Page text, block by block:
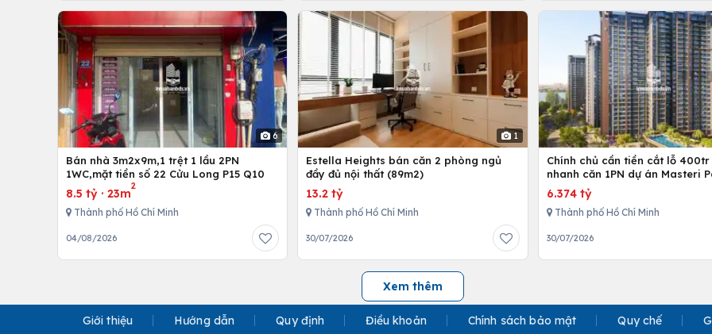
6
Bán nhà 3m2x9m,1 trệt 1 lầu 2PN
1WC,mặt tiền số 22 Cửu Long P15 Q10
8.5 tỷ · 23m
2
Thành phố Hồ Chí Minh
04/08/2026
1
Estella Heights bán căn 2 phòng ngủ
đầy đủ nội thất (89m2)
13.2 tỷ
Thành phố Hồ Chí Minh
30/07/2026
Chính chủ cần tiền cắt lỗ
nhanh căn 1PN dự án Masteri
Place
6.374 tỷ
Thành phố Hồ Chí Minh
30/07/2026
Xem thêm
Giới thiệu Hướng dẫn Quy định Điều khoản Chính sách bảo mật Quy chế